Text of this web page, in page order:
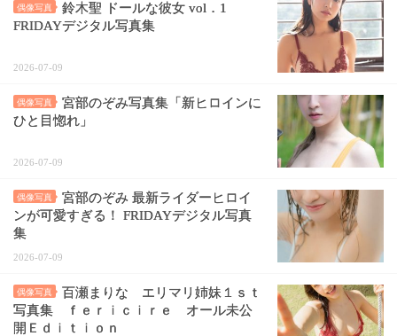
偶像写真
鈴木聖 ドールな彼女 vol．1
FRIDAYデジタル写真集
2026-07-09
偶像写真
宮部のぞみ写真集「新ヒロインに
ひと目惚れ」
2026-07-09
偶像写真
宮部のぞみ 最新ライダーヒロイ
ンが可愛すぎる！ FRIDAYデジタル写真
集
2026-07-09
偶像写真
百瀬まりな エリマリ姉妹１ｓｔ
写真集 ｆｅｒｉｃｉｒｅ オール未公
開Ｅｄｉｔｉｏｎ